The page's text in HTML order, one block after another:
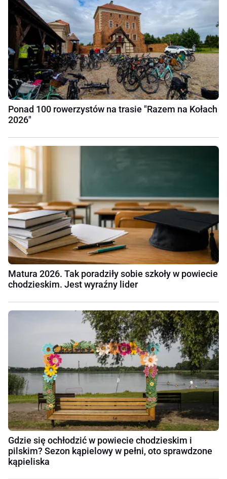
Ponad 100 rowerzystów na trasie "Razem na Kołach
2026"
Matura 2026. Tak poradziły sobie szkoły w powiecie
chodzieskim. Jest wyraźny lider
Gdzie się ochłodzić w powiecie chodzieskim i
pilskim? Sezon kąpielowy w pełni, oto sprawdzone
kąpieliska